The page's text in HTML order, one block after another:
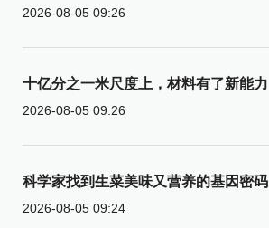
2026-08-05 09:26
十亿分之一米尺度上，材料有了新能力
2026-08-05 09:26
科学家找到生菜美味又营养的基因密码
2026-08-05 09:24